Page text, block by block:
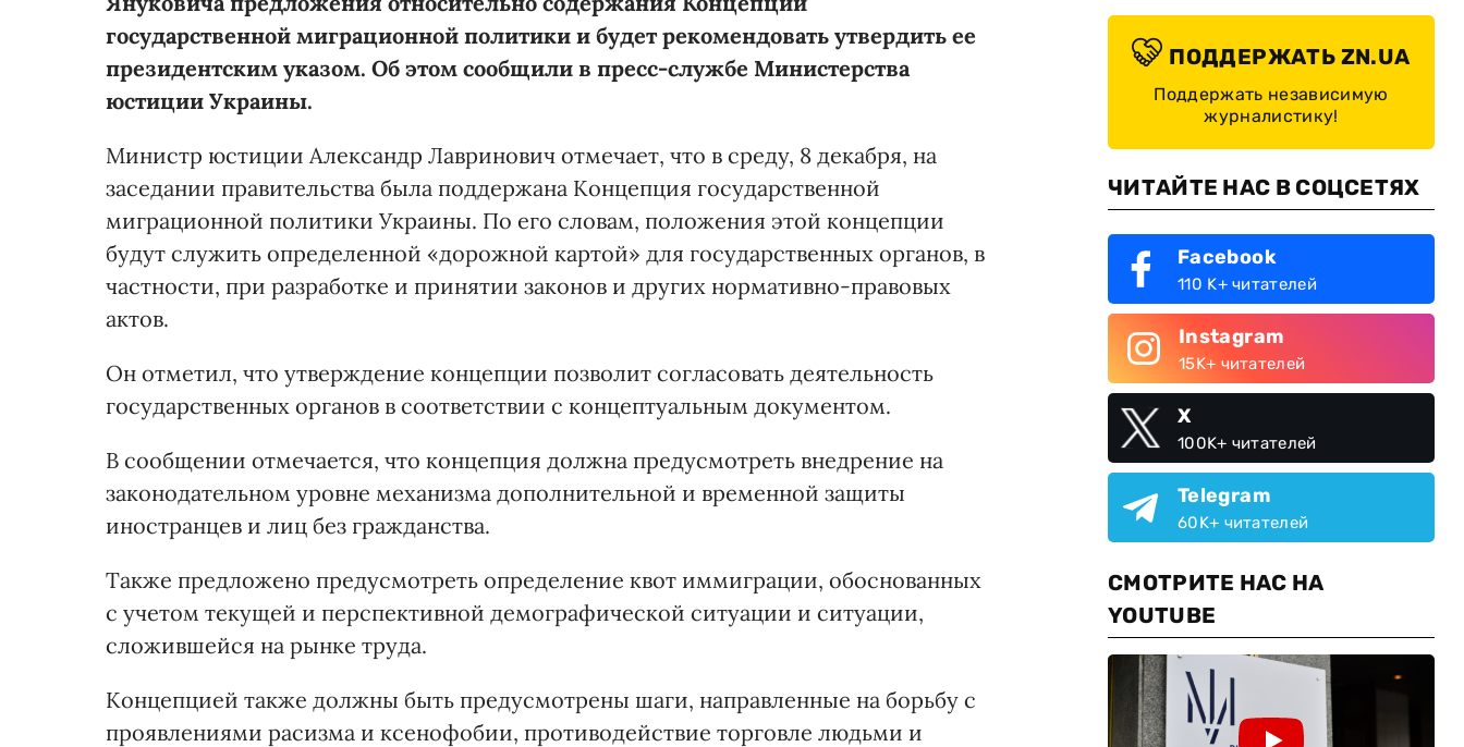
государственной миграционной политики и будет рекомендовать утвердить ее
президентским указом. Об этом сообщили в пресс-службе Министерства
юстиции Украины.
Министр юстиции Александр Лавринович отмечает, что в среду, 8 декабря, на
заседании правительства была поддержана Концепция государственной
миграционной политики Украины. По его словам, положения этой концепции
будут служить определенной «дорожной картой» для государственных органов, в
частности, при разработке и принятии законов и других нормативно-правовых
актов.
Он отметил, что утверждение концепции позволит согласовать деятельность
государственных органов в соответствии с концептуальным документом.
В сообщении отмечается, что концепция должна предусмотреть внедрение на
законодательном уровне механизма дополнительной и временной защиты
иностранцев и лиц без гражданства.
Также предложено предусмотреть определение квот иммиграции, обоснованных
с учетом текущей и перспективной демографической ситуации и ситуации,
сложившейся на рынке труда.
Концепцией также должны быть предусмотрены шаги, направленные на борьбу с
проявлениями расизма и ксенофобии, противодействие торговле людьми и
ПОДДЕРЖАТЬ ZN.UA
Поддержать независимую
журналистику!
ЧИТАЙТЕ НАС В СОЦСЕТЯХ
Facebook
110 K+ читателей
Instagram
15K+ читателей
X
100K+ читателей
Telegram
60K+ читателей
СМОТРИТЕ НАС НА
YOUTUBE